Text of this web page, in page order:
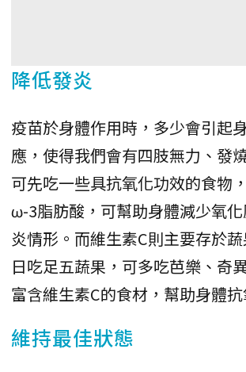
降低發炎
疫苗於身體作用時，多少會引起
應，使得我們會有四肢無力、發
可先吃一些具抗氧化功效的食物
ω-3脂肪酸，可幫助身體減少氧
炎情形。而維生素C則主要存於
日吃足五蔬果，可多吃芭樂、奇
富含維生素C的食材，幫助身體抗
維持最佳狀態